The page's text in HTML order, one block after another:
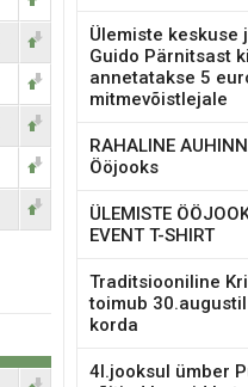
Ülemiste keskuse
Guido Pärnitsast
annetatakse 5
mitmevõistlejale
RAHALINE
Ööjooks
ÜLEMISTE
EVENT T-SHIRT
Traditsiooniline
toimub
korda
4l.jooksul ümber